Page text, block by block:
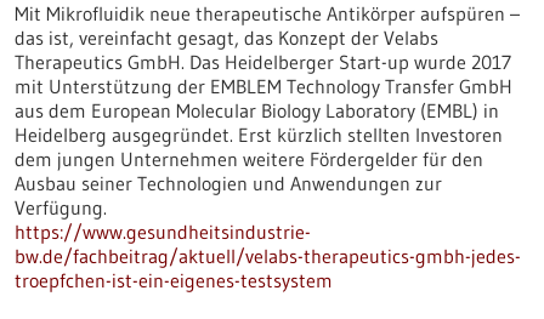
Mit Mikrofluidik neue therapeutische Antikörper aufspüren –
das ist, vereinfacht gesagt, das Konzept der Velabs
Therapeutics GmbH. Das Heidelberger Start-up wurde 2017
mit Unterstützung der EMBLEM Technology Transfer GmbH
aus dem European Molecular Biology Laboratory (EMBL) in
Heidelberg ausgegründet. Erst kürzlich stellten Investoren
dem jungen Unternehmen weitere Fördergelder für den
Ausbau seiner Technologien und Anwendungen zur
Verfügung.
https://www.gesundheitsindustrie-
bw.de/fachbeitrag/aktuell/velabs-therapeutics-gmbh-jedes-
troepfchen-ist-ein-eigenes-testsystem